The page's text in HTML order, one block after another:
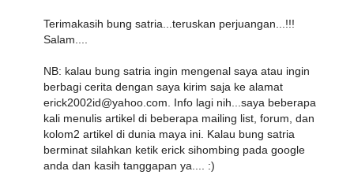
Terimakasih bung satria...teruskan perjuangan...!!!
Salam....
NB: kalau bung satria ingin mengenal saya atau ingin
berbagi cerita dengan saya kirim saja ke alamat
erick2002id@yahoo.com. Info lagi nih...saya beberapa
kali menulis artikel di beberapa mailing list, forum, dan
kolom2 artikel di dunia maya ini. Kalau bung satria
berminat silahkan ketik erick sihombing pada google
anda dan kasih tanggapan ya.... :)